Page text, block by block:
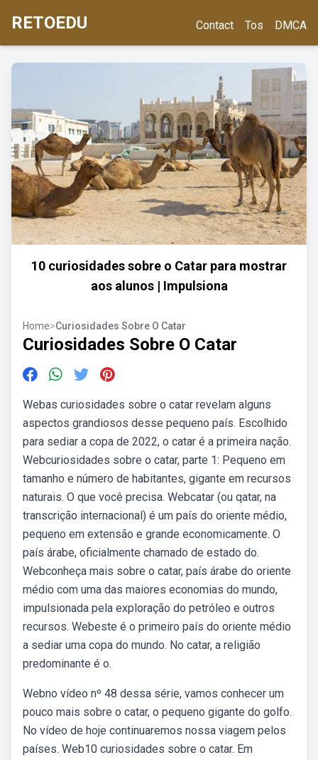
RETOEDU Contact Tos DMCA
10 curiosidades sobre o Catar para mostrar
aos alunos | Impulsiona
Home>Curiosidades Sobre O Catar
Curiosidades Sobre O Catar
Webas curiosidades sobre o catar revelam alguns
aspectos grandiosos desse pequeno país. Escolhido
para sediar a copa de 2022, o catar é a primeira nação.
Webcuriosidades sobre o catar, parte 1: Pequeno em
tamanho e número de habitantes, gigante em recursos
naturais. O que você precisa. Webcatar (ou qatar, na
transcrição internacional) é um país do oriente médio,
pequeno em extensão e grande economicamente. O
país árabe, oficialmente chamado de estado do.
Webconheça mais sobre o catar, país árabe do oriente
médio com uma das maiores economias do mundo,
impulsionada pela exploração do petróleo e outros
recursos. Webeste é o primeiro país do oriente médio
a sediar uma copa do mundo. No catar, a religião
predominante é o.
Webno vídeo nº 48 dessa série, vamos conhecer um
pouco mais sobre o catar, o pequeno gigante do golfo.
No vídeo de hoje continuaremos nossa viagem pelos
países. Web10 curiosidades sobre o catar. Em